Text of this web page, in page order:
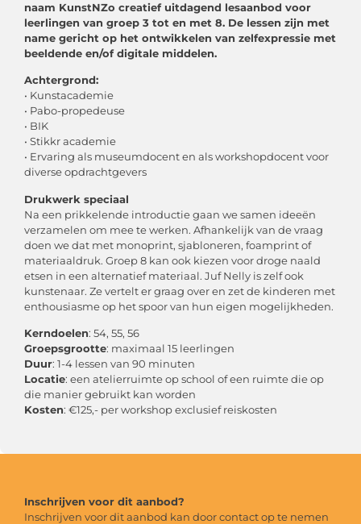
naam KunstNZo creatief uitdagend lesaanbod voor
leerlingen van groep 3 tot en met 8. De lessen zijn met
name gericht op het ontwikkelen van zelfexpressie met
beeldende en/of digitale middelen.
Achtergrond:
• Kunstacademie
• Pabo-propedeuse
• BIK
• Stikkr academie
• Ervaring als museumdocent en als workshopdocent voor
diverse opdrachtgevers
Drukwerk speciaal
Na een prikkelende introductie gaan we samen ideeën
verzamelen om mee te werken. Afhankelijk van de vraag
doen we dat met monoprint, sjabloneren, foamprint of
materiaaldruk. Groep 8 kan ook kiezen voor droge naald
etsen in een alternatief materiaal. Juf Nelly is zelf ook
kunstenaar. Ze vertelt er graag over en zet de kinderen met
enthousiasme op het spoor van hun eigen mogelijkheden.
Kerndoelen: 54, 55, 56
Groepsgrootte: maximaal 15 leerlingen
Duur: 1-4 lessen van 90 minuten
Locatie: een atelierruimte op school of een ruimte die op
die manier gebruikt kan worden
Kosten: €125,- per workshop exclusief reiskosten
Inschrijven voor dit aanbod?
Inschrijven voor dit aanbod kan door contact op te nemen